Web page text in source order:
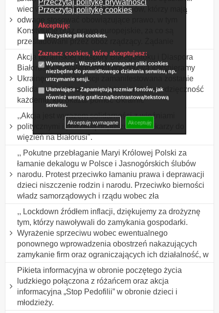
Przeczytaj politykę prywatności
Przeczytaj politykę cookies
Akceptuję:
Wszystkie pliki cookies.
Zaznacz cookies, które akceptujesz:
Wymagane - Wszystkie wymagane pliki cookies
niezbędne do prawidłowego działania serwisu, np.
utrzymanie sesji.
Ułatwiające - Zapamiętują rozmiar fontów, jak
również wersję graficzną/kontrastową/tekstową
serwisu.
Akceptuję wymagane Akceptuję
wiec wsparcia niezawisłych sędziów, którzy mają
odwagę stosować obowiązujące prawo, w tym
Konstytucję oraz prawo europejskie, za co są
prześladowani przez obóz rządzący. Żądanie
Akcja ukraińskiej diaspory Białegostoku i Diaspora
Białoruska w Białegostoku pod nazwą «Wspieramy
Ukrainę» Podczas akcji zamanifestowana zostanie
solidarność z Ukrainą, a także wyrażona wdzięczność
każdemu, kto okazał pomoc Ukrainie
,,Akcja jest wyrazem solidarności z więźniami
politycznymi i potrzebą dopuszczenia lekarzy do
więzień na Białorusi".
,, Pokutne przebłaganie Maryi Królowej Polski za
łamanie dekalogu w Polsce i Jasnogórskich ślubów
narodu. Protest przeciwko łamaniu prawa i deprawacji
dzieci niszczenie rodzin i narodu. Przeciwko bierności
władz samorządowych i rządu wobec zła
,, Lockdown źródłem inflacji, dziękujemy za drożyznę
tym, którzy nawoływali do zamykania gospodarki.
Wyrażenie sprzeciwu wobec ewentualnego
ponownego wprowadzenia obostrzeń nakazujących
zamykanie firm oraz ograniczających ich działalność, w
Pikieta informacyjna w obronie poczętego życia
ludzkiego połączona z różańcem oraz akcja
informacyjna „Stop Pedofilii” w obronie dzieci i
młodzieży.